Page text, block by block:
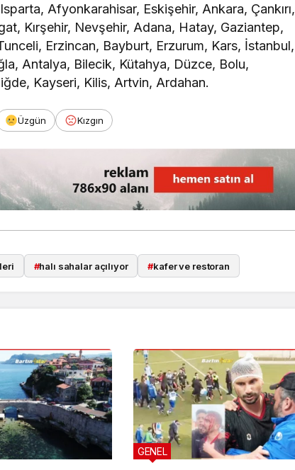
Afyonkarahisar, Eskişehir, Ankara, Çankırı,
Kırşehir, Nevşehir, Adana, Hatay, Gaziantep,
Erzincan, Bayburt, Erzurum, Kars, İstanbul,
Antalya, Bilecik, Kütahya, Düzce, Bolu,
Kayseri, Kilis, Artvin, Ardahan.
Üzgün Kızgın
#halı sahalar açılıyor #kafer ve restoran
GENEL